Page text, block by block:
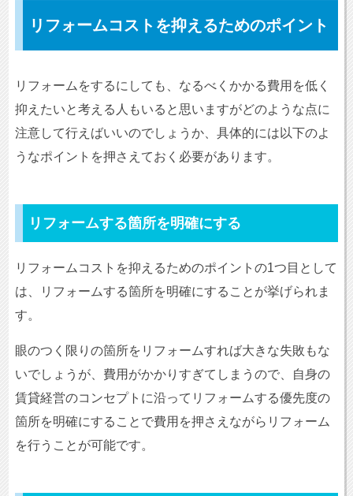
リフォームコストを抑えるためのポイント
リフォームをするにしても、なるべくかかる費用を低く
抑えたいと考える人もいると思いますがどのような点に
注意して行えばいいのでしょうか、具体的には以下のよ
うなポイントを押さえておく必要があります。
リフォームする箇所を明確にする
リフォームコストを抑えるためのポイントの1つ目として
は、リフォームする箇所を明確にすることが挙げられま
す。
眼のつく限りの箇所をリフォームすれば大きな失敗もな
いでしょうが、費用がかかりすぎてしまうので、自身の
賃貸経営のコンセプトに沿ってリフォームする優先度の
箇所を明確にすることで費用を押さえながらリフォーム
を行うことが可能です。